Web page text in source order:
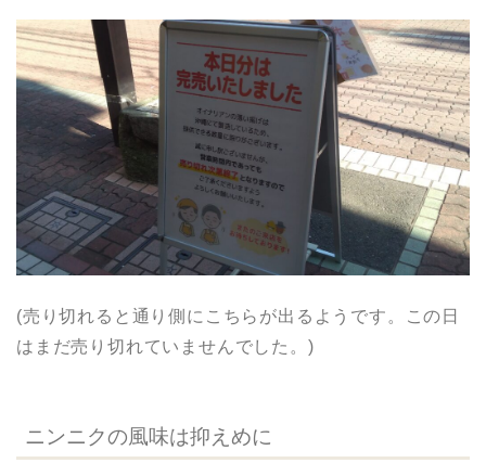
(売り切れると通り側にこちらが出るようです。この日
はまだ売り切れていませんでした。)
ニンニクの風味は抑えめに